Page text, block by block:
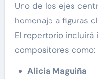
Uno de los ejes
homenaje a figuras
El repertorio
compositores como:
Alicia Maguiña